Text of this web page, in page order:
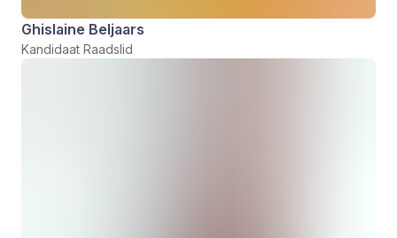
Ghislaine Beljaars
Kandidaat Raadslid